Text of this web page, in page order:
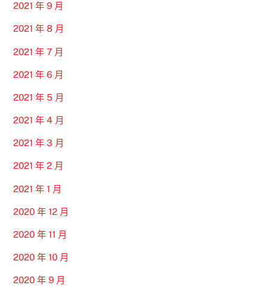
2021 年 9 月
2021 年 8 月
2021 年 7 月
2021 年 6 月
2021 年 5 月
2021 年 4 月
2021 年 3 月
2021 年 2 月
2021 年 1 月
2020 年 12 月
2020 年 11 月
2020 年 10 月
2020 年 9 月